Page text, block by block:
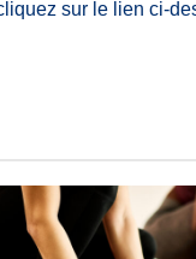
sur le lien ci-